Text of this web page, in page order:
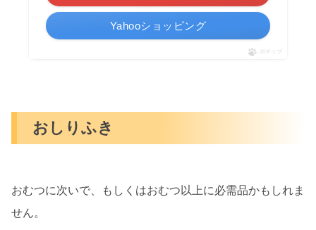
Yahooショッピング
ポチップ
おしりふき
おむつに次いで、もしくはおむつ以上に必需品かもしれま
せん。